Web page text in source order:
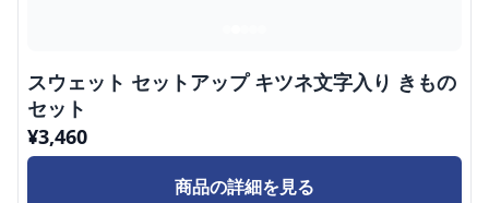
スウェット セットアップ キツネ文字入り きもの
セット
¥3,460
商品の詳細を見る